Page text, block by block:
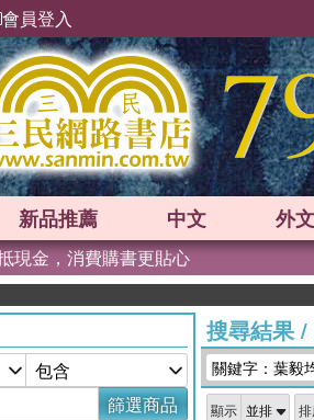
會員登入
新品推薦 中文 外文
現金，消費購書更貼心
篩選商品
搜尋結果/
關鍵字：葉毅
顯示